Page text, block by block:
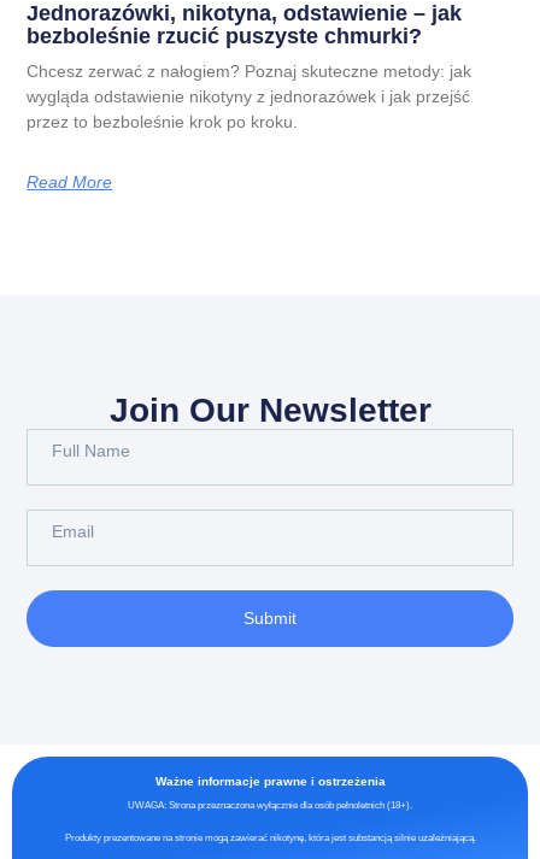
Jednorazówki, nikotyna, odstawienie – jak
bezboleśnie rzucić puszyste chmurki?
Chcesz zerwać z nałogiem? Poznaj skuteczne metody: jak
wygląda odstawienie nikotyny z jednorazówek i jak przejść
przez to bezboleśnie krok po kroku.
Read More
Join Our Newsletter
Submit
Ważne informacje prawne i ostrzeżenia
UWAGA: Strona przeznaczona wyłącznie dla osób pełnoletnich (18+).
Produkty prezentowane na stronie mogą zawierać nikotynę, która jest substancją silnie uzależniającą.